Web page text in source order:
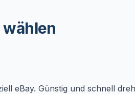
eBay. Günstig und schnell